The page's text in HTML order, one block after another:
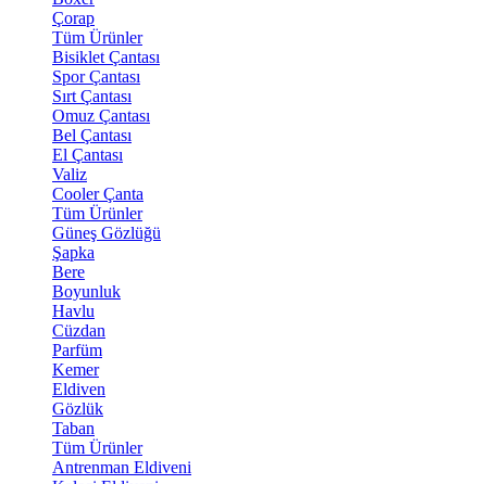
Çorap
Tüm Ürünler
Bisiklet Çantası
Spor Çantası
Sırt Çantası
Omuz Çantası
Bel Çantası
El Çantası
Valiz
Cooler Çanta
Tüm Ürünler
Güneş Gözlüğü
Şapka
Bere
Boyunluk
Havlu
Cüzdan
Parfüm
Kemer
Eldiven
Gözlük
Taban
Tüm Ürünler
Antrenman Eldiveni